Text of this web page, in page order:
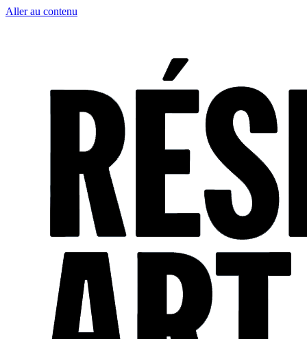
Aller au contenu